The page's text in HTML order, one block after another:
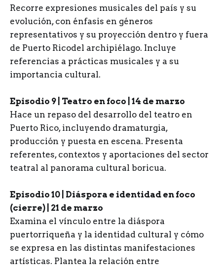
Recorre expresiones musicales del país y su
evolución, con énfasis en géneros
representativos y su proyección dentro y fuera
de Puerto Ricodel archipiélago. Incluye
referencias a prácticas musicales y a su
importancia cultural.
Episodio 9 | Teatro en foco | 14 de marzo
Hace un repaso del desarrollo del teatro en
Puerto Rico, incluyendo dramaturgia,
producción y puesta en escena. Presenta
referentes, contextos y aportaciones del sector
teatral al panorama cultural boricua.
Episodio 10 | Diáspora e identidad en foco
(cierre) | 21 de marzo
Examina el vínculo entre la diáspora
puertorriqueña y la identidad cultural y cómo
se expresa en las distintas manifestaciones
artísticas. Plantea la relación entre